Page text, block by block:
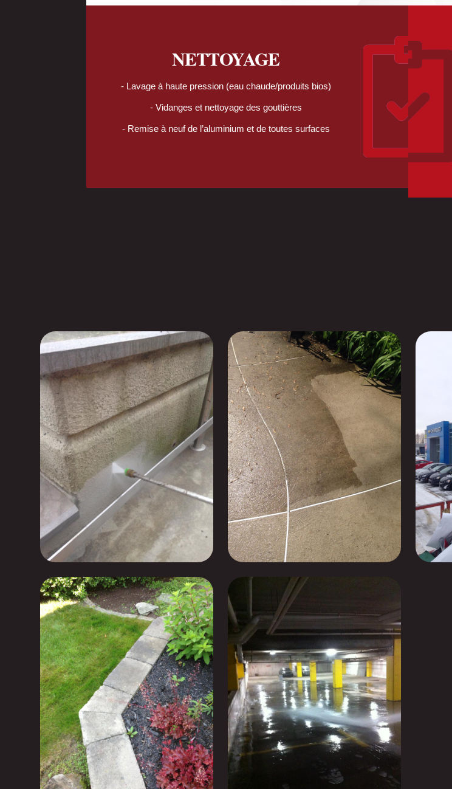
NETTOYAGE
- Lavage à haute pression (eau chaude/produits bios)
- Vidanges et nettoyage des gouttières
- Remise à neuf de l’aluminium et de toutes surfaces